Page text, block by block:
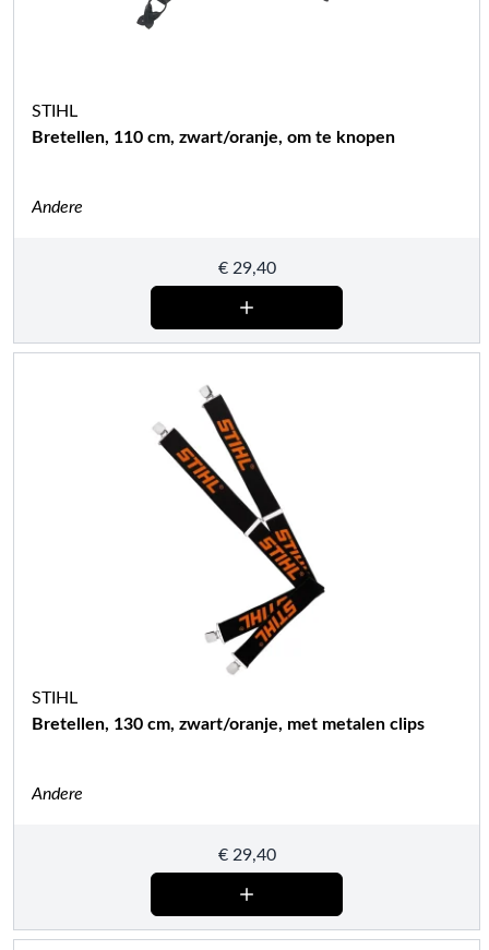
STIHL
Bretellen, 110 cm, zwart/oranje, om te knopen
Andere
€29,40
STIHL
Bretellen, 130 cm, zwart/oranje, met metalen clips
Andere
€29,40